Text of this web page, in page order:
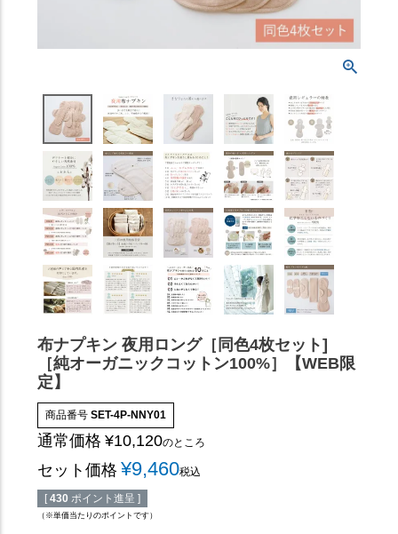
布ナプキン 夜用ロング［同色4枚セット]
［純オーガニックコットン100%］【WEB限
定】
商品番号 SET-4P-NNY01
通常価格 ¥10,120のところ
セット価格 ¥9,460税込
[ 430 ポイント進呈 ]
（※単価当たりのポイントです）